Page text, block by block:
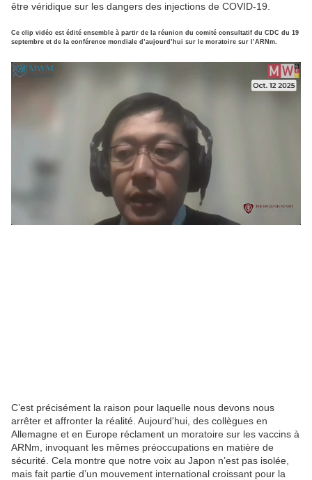
être véridique sur les dangers des injections de COVID-19.
Ce clip vidéo est édité ensemble à partir de la réunion du comité consultatif du CDC du 19
septembre et de la conférence mondiale d’aujourd’hui sur le moratoire sur l’ARNm.
C’est précisément la raison pour laquelle nous devons nous
arrêter et affronter la réalité. Aujourd'hui, des collègues en
Allemagne et en Europe réclament un moratoire sur les vaccins à
ARNm, invoquant les mêmes préoccupations en matière de
sécurité. Cela montre que notre voix au Japon n’est pas isolée,
mais fait partie d’un mouvement international croissant pour la